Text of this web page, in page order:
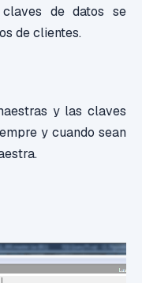
de datos se
de clientes.
y las claves
y cuando sean